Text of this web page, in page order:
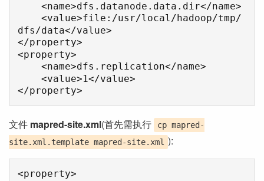
dfs/data</value>
</property>
<property>
文件 mapred-site.xml(首先需执行
cp mapred-
site.xml.template mapred-site.xml ):
<property>